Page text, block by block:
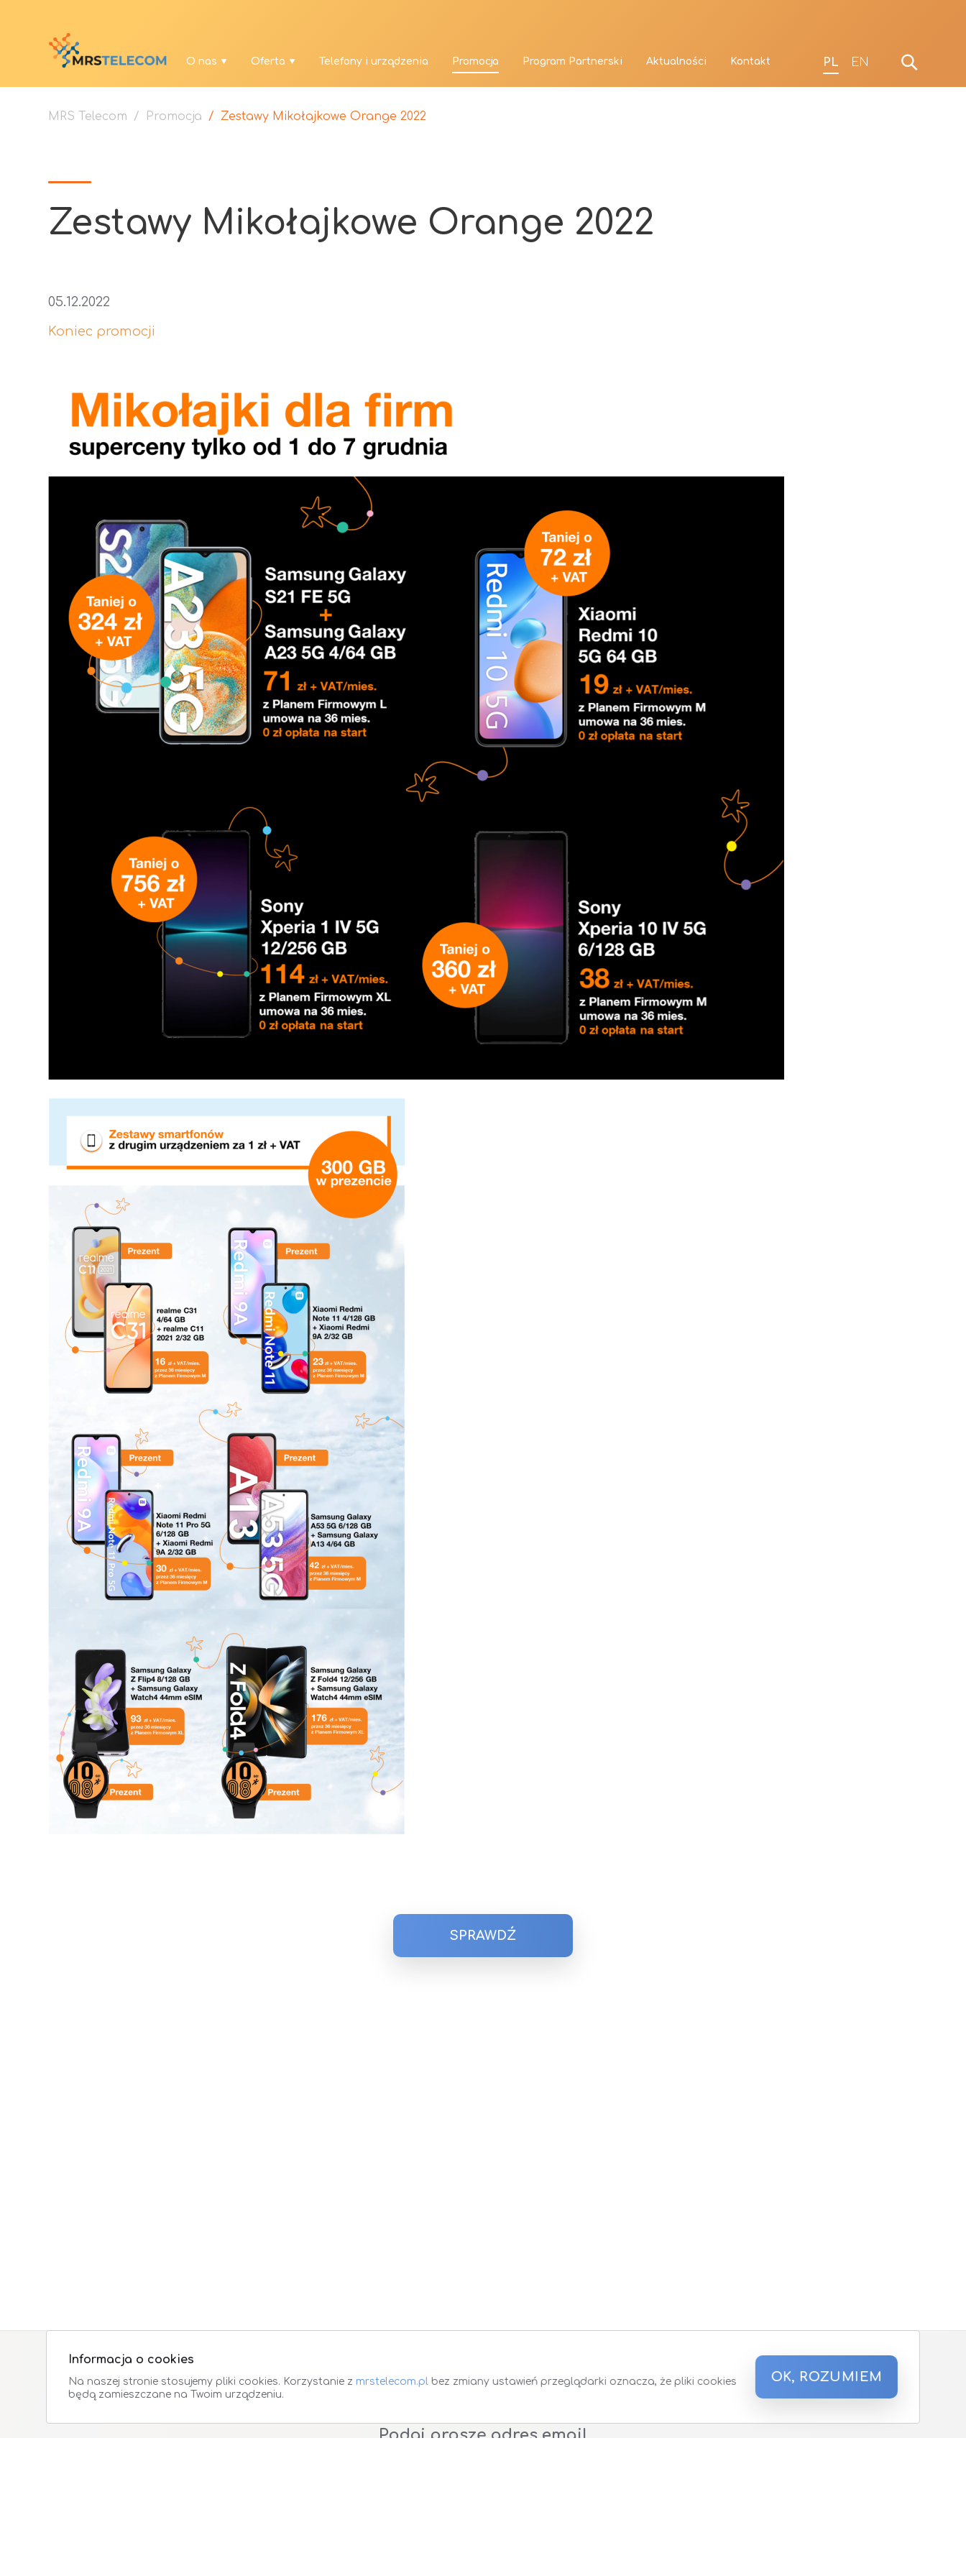
O nas Oferta Telefony i urządzenia Promocja Program Partnerski Aktualności Kontakt PL EN
MRS Telecom / Promocja / Zestawy Mikołajkowe Orange 2022
Zestawy Mikołajkowe Orange 2022
05.12.2022
Koniec promocji
SPRAWDŹ
Zapisz się do Newslettera
Podaj proszę adres email
Informacja o cookies
Na naszej stronie stosujemy pliki cookies. Korzystanie z mrstelecom.plbez zmiany ustawień przeglądarki oznacza, że pliki cookies
będą zamieszczane na Twoim urządzeniu.
OK, ROZUMIEM